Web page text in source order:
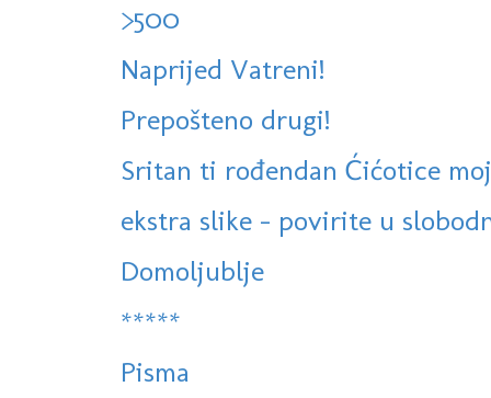
>500
Naprijed Vatreni!
Prepošteno drugi!
Sritan ti rođendan Ćićotice
ekstra slike - povirite u
Domoljublje
*****
Pisma